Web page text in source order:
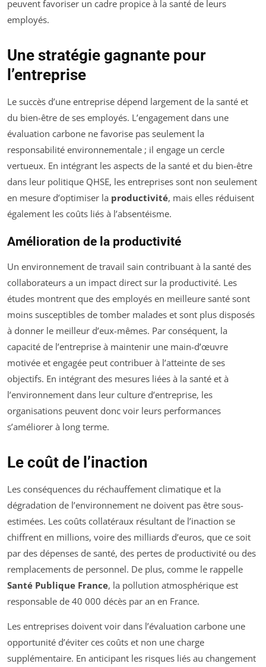
peuvent favoriser un cadre propice à la santé de leurs
employés.
Une stratégie gagnante pour
l’entreprise
Le succès d’une entreprise dépend largement de la santé et
du bien-être de ses employés. L’engagement dans une
évaluation carbone ne favorise pas seulement la
responsabilité environnementale ; il engage un cercle
vertueux. En intégrant les aspects de la santé et du bien-être
dans leur politique QHSE, les entreprises sont non seulement
en mesure d’optimiser la productivité, mais elles réduisent
également les coûts liés à l’absentéisme.
Amélioration de la productivité
Un environnement de travail sain contribuant à la santé des
collaborateurs a un impact direct sur la productivité. Les
études montrent que des employés en meilleure santé sont
moins susceptibles de tomber malades et sont plus disposés
à donner le meilleur d’eux-mêmes. Par conséquent, la
capacité de l’entreprise à maintenir une main-d’œuvre
motivée et engagée peut contribuer à l’atteinte de ses
objectifs. En intégrant des mesures liées à la santé et à
l’environnement dans leur culture d’entreprise, les
organisations peuvent donc voir leurs performances
s’améliorer à long terme.
Le coût de l’inaction
Les conséquences du réchauffement climatique et la
dégradation de l’environnement ne doivent pas être sous-
estimées. Les coûts collatéraux résultant de l’inaction se
chiffrent en millions, voire des milliards d’euros, que ce soit
par des dépenses de santé, des pertes de productivité ou des
remplacements de personnel. De plus, comme le rappelle
Santé Publique France, la pollution atmosphérique est
responsable de 40 000 décès par an en France.
Les entreprises doivent voir dans l’évaluation carbone une
opportunité d’éviter ces coûts et non une charge
supplémentaire. En anticipant les risques liés au changement